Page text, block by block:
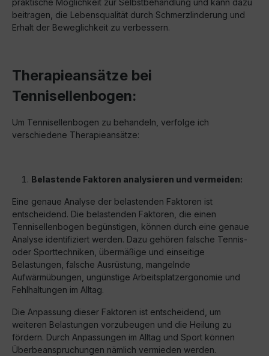
praktische Möglichkeit zur Selbstbehandlung und kann dazu
beitragen, die Lebensqualität durch Schmerzlinderung und
Erhalt der Beweglichkeit zu verbessern.
Therapieansätze bei
Tennisellenbogen:
Um Tennisellenbogen zu behandeln, verfolge ich
verschiedene Therapieansätze:
Belastende Faktoren analysieren und vermeiden:
Eine genaue Analyse der belastenden Faktoren ist
entscheidend. Die belastenden Faktoren, die einen
Tennisellenbogen begünstigen, können durch eine genaue
Analyse identifiziert werden. Dazu gehören falsche Tennis-
oder Sporttechniken, übermäßige und einseitige
Belastungen, falsche Ausrüstung, mangelnde
Aufwärmübungen, ungünstige Arbeitsplatzergonomie und
Fehlhaltungen im Alltag.
Die Anpassung dieser Faktoren ist entscheidend, um
weiteren Belastungen vorzubeugen und die Heilung zu
fördern. Durch Anpassungen im Alltag und Sport können
Überbeanspruchungen nämlich vermieden werden.